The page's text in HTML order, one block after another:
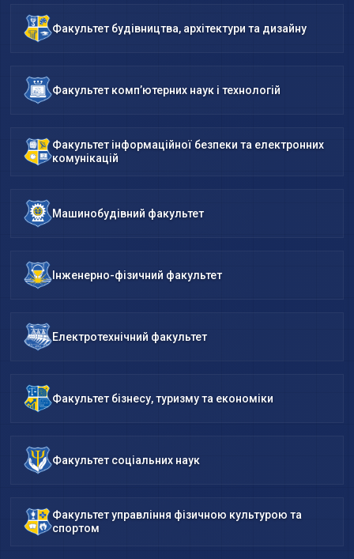
Факультет будівництва, архітектури та дизайну
Факультет комп’ютерних наук і технологій
Факультет інформаційної безпеки та електронних
комунікацій
Машинобудівний факультет
Інженерно-фізичний факультет
Електротехнічний факультет
Факультет бізнесу, туризму та економіки
Факультет соціальних наук
Факультет управління фізичною культурою та
спортом